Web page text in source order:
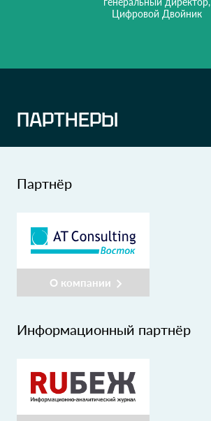
Цифровой Двойник
ПАРТНЕРЫ
Партнёр
О компании
Информационный партнёр